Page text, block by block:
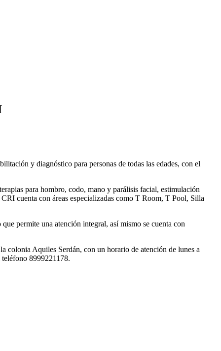
y diagnóstico para personas de todas las edades, con el
para hombro, codo, mano y parálisis facial, estimulación
cuenta con áreas especializadas como T Room, T Pool, Silla
permite una atención integral, así mismo se cuenta con
colonia Aquiles Serdán, con un horario de atención de lunes a
teléfono 8999221178.